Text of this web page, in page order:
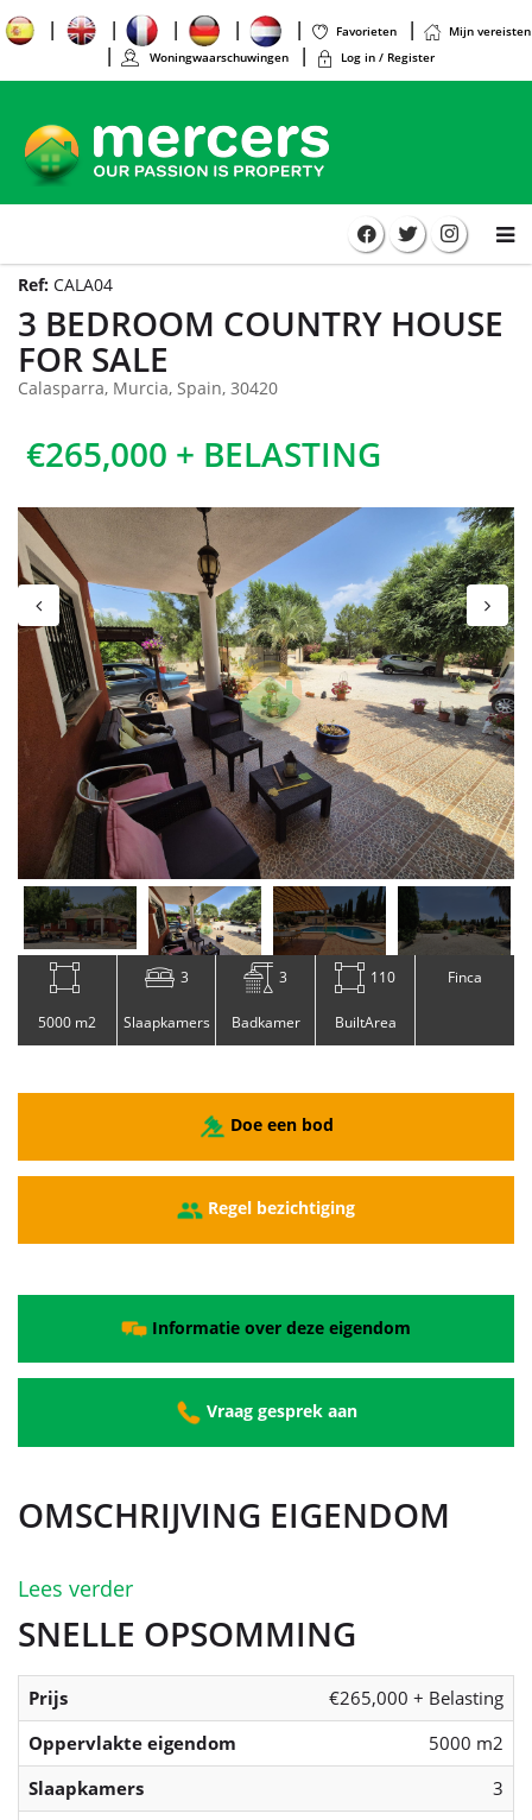
Favorieten
Mijn vereisten
Woningwaarschuwingen
Log in / Register
Ref: CALA04
3 BEDROOM COUNTRY HOUSE
FOR SALE
Calasparra, Murcia, Spain, 30420
€265,000 + BELASTING
5000 m2
3
Slaapkamers
3
Badkamer
110
BuiltArea
Finca
Doe een bod
Regel bezichtiging
Informatie over deze eigendom
Vraag gesprek aan
OMSCHRIJVING EIGENDOM
Lees verder
SNELLE OPSOMMING
Prijs
€265,000 + Belasting
Oppervlakte eigendom
5000 m2
Slaapkamers
3